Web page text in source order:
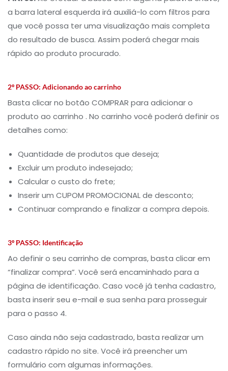
a barra lateral esquerda irá auxiliá-lo com filtros para
que você possa ter uma visualização mais completa
do resultado de busca. Assim poderá chegar mais
rápido ao produto procurado.
2º PASSO: Adicionando ao carrinho
Basta clicar no botão COMPRAR para adicionar o
produto ao carrinho . No carrinho você poderá definir os
detalhes como:
Quantidade de produtos que deseja;
Excluir um produto indesejado;
Calcular o custo do frete;
Inserir um CUPOM PROMOCIONAL de desconto;
Continuar comprando e finalizar a compra depois.
3º PASSO: Identificação
Ao definir o seu carrinho de compras, basta clicar em
“finalizar compra”. Você será encaminhado para a
página de identificação. Caso você já tenha cadastro,
basta inserir seu e-mail e sua senha para prosseguir
para o passo 4.
Caso ainda não seja cadastrado, basta realizar um
cadastro rápido no site. Você irá preencher um
formulário com algumas informações.